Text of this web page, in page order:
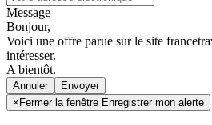
Message
Bonjour,
Voici une offre parue sur le site
intéresser.
A bientôt.
Annuler
× Fermer la fenêtre Enregistrer mon alerte